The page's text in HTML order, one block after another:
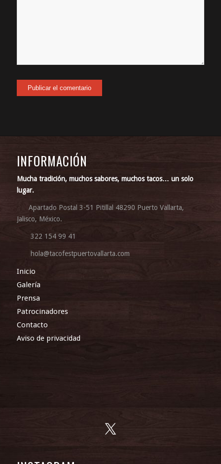
INFORMACIÓN
Mucha tradición, muchos sabores, muchos tacos… un solo
lugar.
Apartado Postal 3-51 Pitillal 48290 Puerto Vallarta,
Jalisco, México.
322 154 99 41
hola@tacofestpuertovallarta.com
Inicio
Galería
Prensa
Patrocinadores
Contacto
Aviso de privacidad